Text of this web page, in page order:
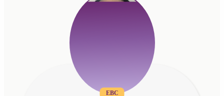
EBC